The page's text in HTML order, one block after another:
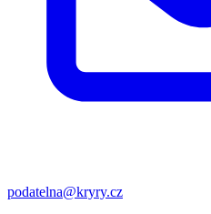
podatelna@kryry.cz